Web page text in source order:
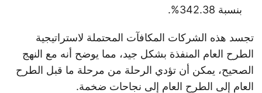
بنسبة 342.38%.
تجسد هذه الشركات المكافآت المحتملة لاستراتيجية
الطرح العام المنفذة بشكل جيد، مما يوضح أنه مع النهج
الصحيح، يمكن أن تؤدي الرحلة من مرحلة ما قبل الطرح
العام إلى الطرح العام إلى نجاحات ضخمة.